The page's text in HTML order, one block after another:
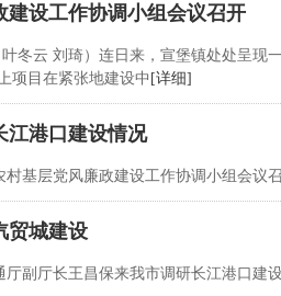
建设工作协调小组会议召开
叶冬云 刘琦）连日来，宣堡镇处处呈
项目在紧张地建设中 [详细]
江港口建设情况
基层党风廉政建设工作协调小组会议
贸城建设
副厅长王昌保来我市调研长江港口建